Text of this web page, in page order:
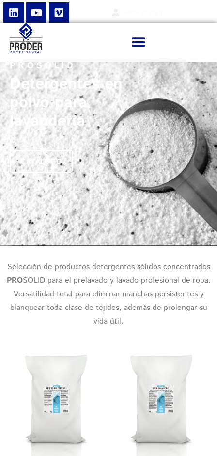
PROSOLID
Detergentes en
polvo para
lavandería
CATÁLOGO
Selección de productos detergentes sólidos concentrados
PROSOLID para el prelavado y lavado profesional de ropa.
Versatilidad total para eliminar manchas persistentes y
blanquear toda clase de tejidos, además de prolongar su
vida útil.